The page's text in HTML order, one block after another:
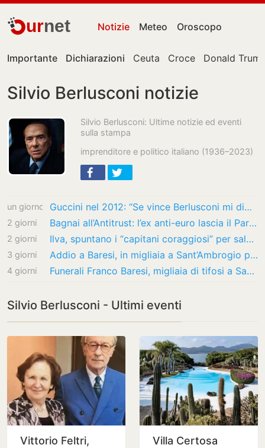
urnet Notizie Meteo Oroscopo
Importante Dichiarazioni Ceuta Croce Donald
Silvio Berlusconi notizie
Silvio Berlusconi: Ultime notizie ed eventi
sulla stampa
imprenditore e politico italiano (1936–2023)
un giorno Guccini nel 2012: “Se vince Berlusconi mi dimetto da italiano”
2 giorni Bagnai all’Antitrust: l’ex anti-euro lascia il Parlamento
2 giorni Ilva, spuntano i “capitani coraggiosi” per salvarla: Confindustria apre alla cordata…
3 giorni Addio a Baresi, in migliaia a Sant’Ambrogio per i funerali: presenti Maldini e Van Basten,…
4 giorni Funerali Franco Baresi, migliaia di tifosi a Sant’Ambrogio per l’ultimo saluto
Silvio Berlusconi - Ultimi eventi
Vittorio Feltri,
Villa Certosa